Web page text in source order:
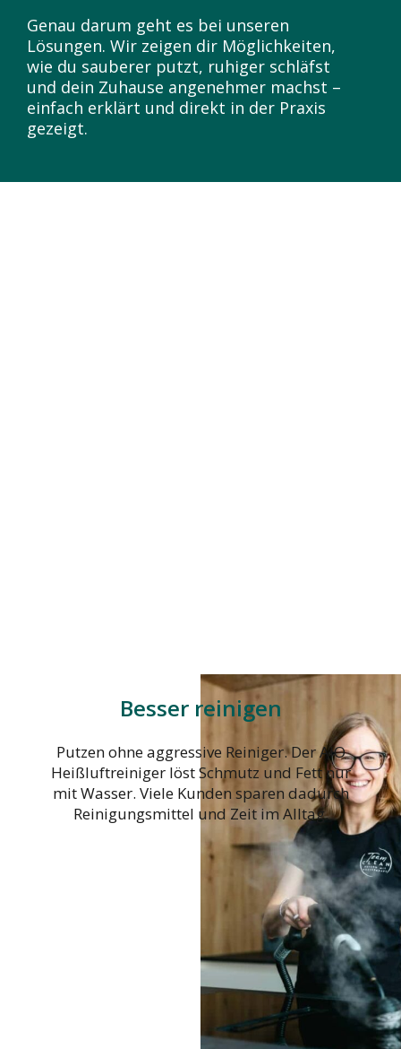
Genau darum geht es bei unseren
Lösungen. Wir zeigen dir Möglichkeiten,
wie du sauberer putzt, ruhiger schläfst
und dein Zuhause angenehmer machst –
einfach erklärt und direkt in der Praxis
gezeigt.
Besser reinigen
Putzen ohne aggressive Reiniger. Der AIO
Heißluftreiniger löst Schmutz und Fett nur
mit Wasser. Viele Kunden sparen dadurch
Reinigungsmittel und Zeit im Alltag.